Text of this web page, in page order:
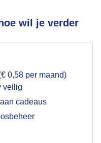
wil je verder
0,58 per maand)
veilig
cadeaus
voor het
op hebt gegeven,
je browser waarin